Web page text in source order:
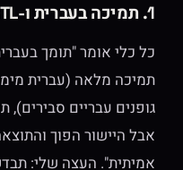
1. תמיכה בעברית ו-RTL
כל כלי אומר "תומך
תמיכה מלאה (עברית
גופנים עבריים
אבל היישור הפוך
אמיתית". העצה שלי: